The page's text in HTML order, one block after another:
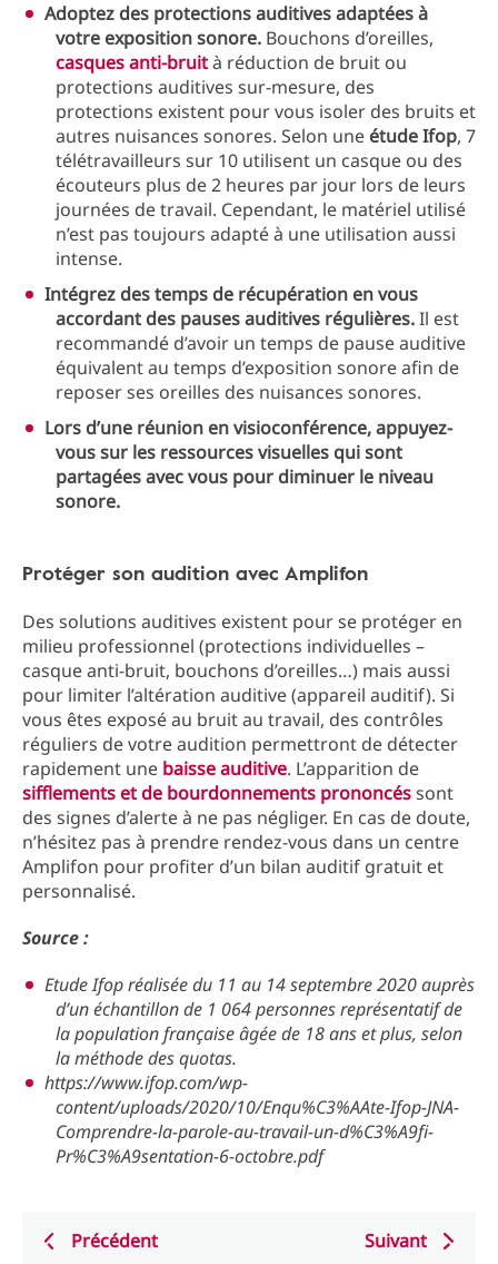
Adoptez des protections auditives adaptées à
votre exposition sonore. Bouchons d’oreilles,
casques anti-bruità réduction de bruit ou
protections auditives sur-mesure, des
protections existent pour vous isoler des bruits et
autres nuisances sonores. Selon une étude Ifop, 7
télétravailleurs sur 10 utilisent un casque ou des
écouteurs plus de 2 heures par jour lors de leurs
journées de travail. Cependant, le matériel utilisé
n’est pas toujours adapté à une utilisation aussi
intense.
Intégrez des temps de récupération en vous
accordant des pauses auditives régulières.Il est
recommandé d’avoir un temps de pause auditive
équivalent au temps d’exposition sonore afin de
reposer ses oreilles des nuisances sonores.
Lors d’une réunion en visioconférence, appuyez-
vous sur les ressources visuelles qui sont
partagées avec vous pour diminuer le niveau
sonore.
Protéger son audition avec Amplifon
Des solutions auditives existent pour se protéger en
milieu professionnel (protections individuelles –
casque anti-bruit, bouchons d’oreilles…) mais aussi
pour limiter l’altération auditive (appareil auditif). Si
vous êtes exposé au bruit au travail, des contrôles
réguliers de votre audition permettront de détecter
rapidement une baisse auditive. L’apparition de
sifflements et de bourdonnements prononcéssont
des signes d’alerte à ne pas négliger. En cas de doute,
n’hésitez pas à prendre rendez-vous dans un centre
Amplifon pour profiter d’un bilan auditif gratuit et
personnalisé.
Source :
Etude Ifop réalisée du 11 au 14 septembre 2020 auprès
d’un échantillon de 1 064 personnes représentatif de
la population française âgée de 18 ans et plus, selon
la méthode des quotas.
https://www.ifop.com/wp-
content/uploads/2020/10/Enqu%C3%AAte-Ifop-JNA-
Comprendre-la-parole-au-travail-un-d%C3%A9fi-
Pr%C3%A9sentation-6-octobre.pdf
Précédent Suivant